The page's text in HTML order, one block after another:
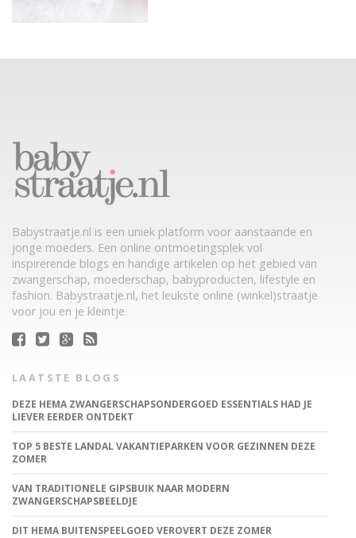
Babystraatje.nl is een uniek platform voor aanstaande en
jonge moeders. Een online ontmoetingsplek vol
inspirerende blogs en handige artikelen op het gebied van
zwangerschap, moederschap, babyproducten, lifestyle en
fashion. Babystraatje.nl, het leukste online (winkel)straatje
voor jou en je kleintje.
LAATSTE BLOGS
DEZE HEMA ZWANGERSCHAPSONDERGOED ESSENTIALS HAD JE
LIEVER EERDER ONTDEKT
TOP 5 BESTE LANDAL VAKANTIEPARKEN VOOR GEZINNEN DEZE
ZOMER
VAN TRADITIONELE GIPSBUIK NAAR MODERN
ZWANGERSCHAPSBEELDJE
DIT HEMA BUITENSPEELGOED VEROVERT DEZE ZOMER